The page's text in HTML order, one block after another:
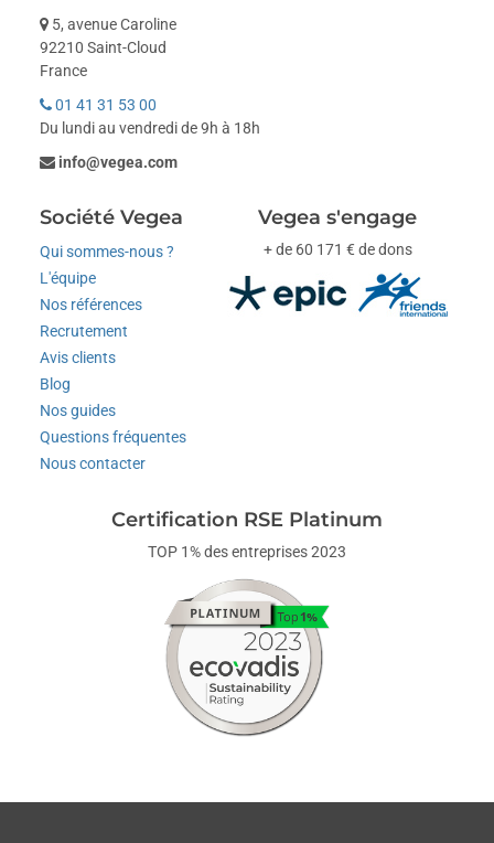
5, avenue Caroline
92210 Saint-Cloud
France
01 41 31 53 00
Du lundi au vendredi de 9h à 18h
info@vegea.com
Société Vegea
Qui sommes-nous ?
L'équipe
Nos références
Recrutement
Avis clients
Blog
Nos guides
Questions fréquentes
Nous contacter
Vegea s'engage
+ de 60 171 € de dons
Certification RSE Platinum
TOP 1% des entreprises 2023